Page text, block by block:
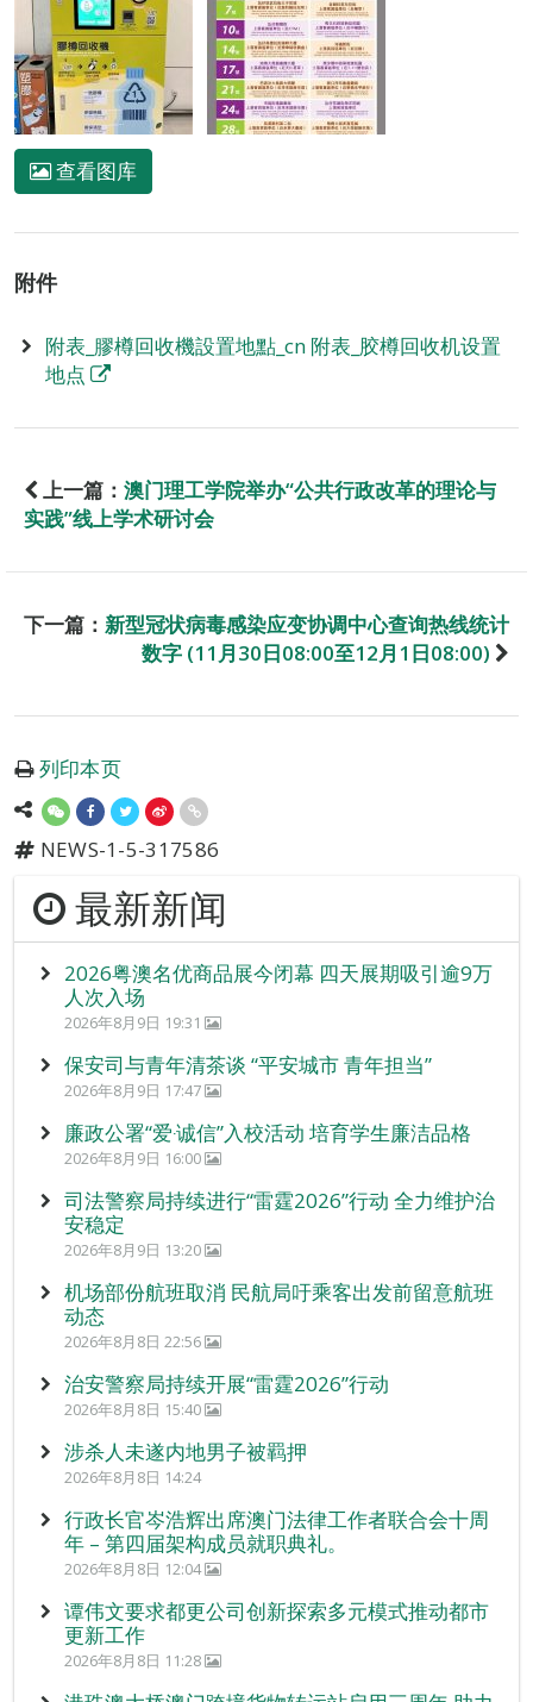
查看图库
附件
附表_膠樽回收機設置地點_cn 附表_胶樽回收机设置
地点
上一篇： 澳门理工学院举办“公共行政改革的理论与
实践”线上学术研讨会
下一篇： 新型冠状病毒感染应变协调中心查询热线统计
数字 (11月30日08:00至12月1日08:00)
列印本页
NEWS-1-5-317586
最新新闻
2026粤澳名优商品展今闭幕 四天展期吸引逾9万
人次入场
2026年8月9日 19:31
保安司与青年清茶谈 “平安城市 青年担当”
2026年8月9日 17:47
廉政公署“爱‧诚信”入校活动 培育学生廉洁品格
2026年8月9日 16:00
司法警察局持续进行“雷霆2026”行动 全力维护治
安稳定
2026年8月9日 13:20
机场部份航班取消 民航局吁乘客出发前留意航班
动态
2026年8月8日 22:56
治安警察局持续开展“雷霆2026”行动
2026年8月8日 15:40
涉杀人未遂内地男子被羁押
2026年8月8日 14:24
行政长官岑浩辉出席澳门法律工作者联合会十周
年 – 第四届架构成员就职典礼。
2026年8月8日 12:04
谭伟文要求都更公司创新探索多元模式推动都市
更新工作
2026年8月8日 11:28